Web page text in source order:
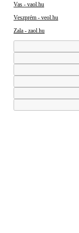
Vas - vaol.hu
Veszprém - veol.hu
Zala - zaol.hu